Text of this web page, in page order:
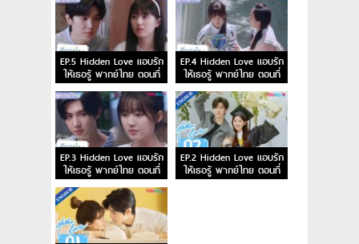
EP.5 Hidden Love แอบรัก
ให้เธอรู้ พากย์ไทย ตอนที่
5
EP.4 Hidden Love แอบรัก
ให้เธอรู้ พากย์ไทย ตอนที่
4
EP.3 Hidden Love แอบรัก
ให้เธอรู้ พากย์ไทย ตอนที่
3
EP.2 Hidden Love แอบรัก
ให้เธอรู้ พากย์ไทย ตอนที่
2